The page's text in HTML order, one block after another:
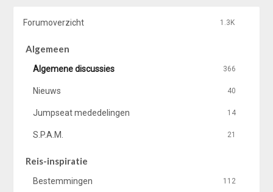
1.3K
Forumoverzicht
Algemeen
366
Algemene discussies
40
Nieuws
14
Jumpseat mededelingen
21
S.P.A.M.
Reis-inspiratie
112
Bestemmingen